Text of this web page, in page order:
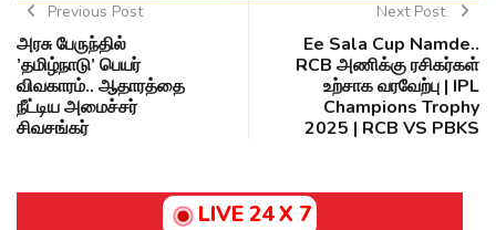
Previous Post
அரசு பேருந்தில்
’தமிழ்நாடு’ பெயர்
விவகாரம்.. ஆதாரத்தை
நீட்டிய அமைச்சர்
சிவசங்கர்
Next Post
Ee Sala Cup Namde..
RCB அணிக்கு ரசிகர்கள்
உற்சாக வரவேற்பு | IPL
Champions Trophy
2025 | RCB VS PBKS
LIVE 24 X 7